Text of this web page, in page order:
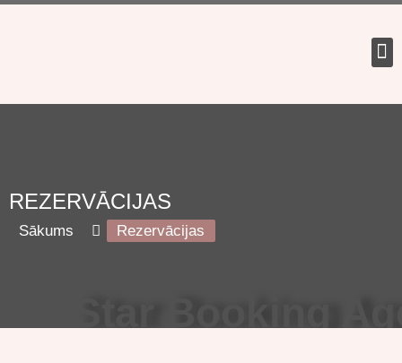
REZERVĀCIJAS
Sākums Rezervācijas